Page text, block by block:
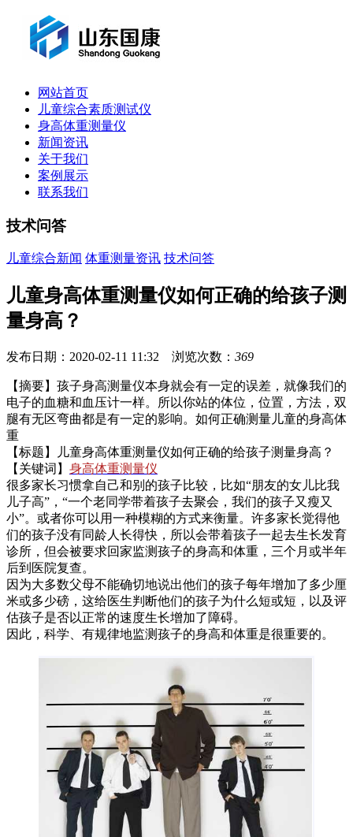
网站首页
儿童综合素质测试仪
身高体重测量仪
新闻资讯
关于我们
案例展示
联系我们
技术问答
儿童综合新闻 体重测量资讯 技术问答
儿童身高体重测量仪如何正确的给孩子测
量身高？
发布日期：2020-02-11 11:32 浏览次数： 369
【摘要】孩子身高测量仪本身就会有一定的误差，就像我们的
电子的血糖和血压计一样。所以你站的体位，位置，方法，双
腿有无区弯曲都是有一定的影响。如何正确测量儿童的身高体
重
【标题】儿童身高体重测量仪如何正确的给孩子测量身高？
【关键词】 身高体重测量仪
很多家长习惯拿自己和别的孩子比较，比如“朋友的女儿比我
儿子高”，“一个老同学带着孩子去聚会，我们的孩子又瘦又
小”。或者你可以用一种模糊的方式来衡量。许多家长觉得他
们的孩子没有同龄人长得快，所以会带着孩子一起去生长发育
诊所，但会被要求回家监测孩子的身高和体重，三个月或半年
后到医院复查。
因为大多数父母不能确切地说出他们的孩子每年增加了多少厘
米或多少磅，这给医生判断他们的孩子为什么短或短，以及评
估孩子是否以正常的速度生长增加了障碍。
因此，科学、有规律地监测孩子的身高和体重是很重要的。